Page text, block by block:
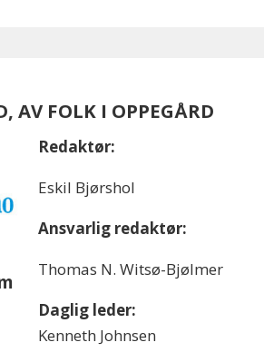
AV FOLK I OPPEGÅRD
Redaktør:
Eskil Bjørshol
Ansvarlig redaktør:
Thomas N. Witsø-Bjølmer
Daglig leder:
Kenneth Johnsen